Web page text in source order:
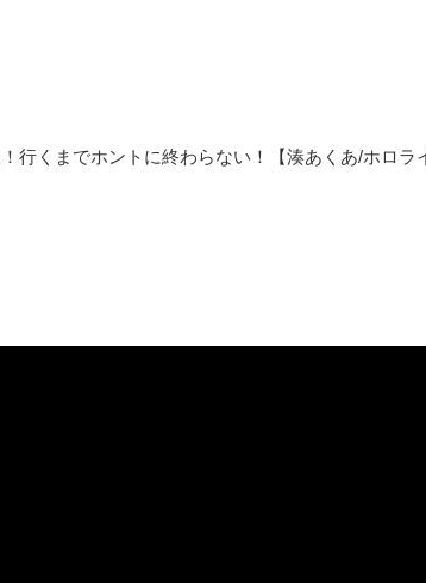
行くまでホントに終わらない！【湊あくあ/ホロ